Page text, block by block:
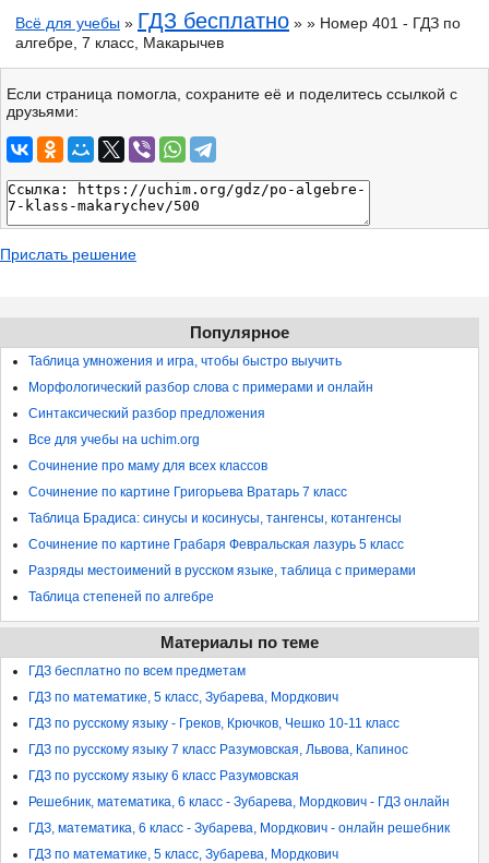
Всё для учебы » ГДЗ бесплатно » » Номер 401 - ГДЗ по
алгебре, 7 класс, Макарычев
Если страница помогла, сохраните её и поделитесь ссылкой с
друзьями:
Прислать решение
Популярное
Таблица умножения и игра, чтобы быстро выучить
Морфологический разбор слова с примерами и онлайн
Синтаксический разбор предложения
Все для учебы на uchim.org
Сочинение про маму для всех классов
Сочинение по картине Григорьева Вратарь 7 класс
Таблица Брадиса: синусы и косинусы, тангенсы, котангенсы
Сочинение по картине Грабаря Февральская лазурь 5 класс
Разряды местоимений в русском языке, таблица с примерами
Таблица степеней по алгебре
Материалы по теме
ГДЗ бесплатно по всем предметам
ГДЗ по математике, 5 класс, Зубарева, Мордкович
ГДЗ по русскому языку - Греков, Крючков, Чешко 10-11 класс
ГДЗ по русскому языку 7 класс Разумовская, Львова, Капинос
ГДЗ по русскому языку 6 класс Разумовская
Решебник, математика, 6 класс - Зубарева, Мордкович - ГДЗ онлайн
ГДЗ, математика, 6 класс - Зубарева, Мордкович - онлайн решебник
ГДЗ по математике, 5 класс, Зубарева, Мордкович